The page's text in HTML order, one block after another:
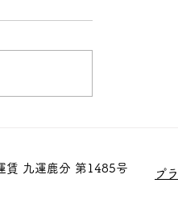
賃 九運鹿分 第1485号
プ